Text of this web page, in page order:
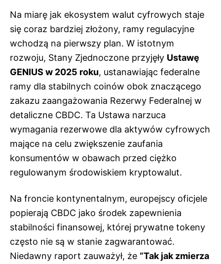
Na miarę jak ekosystem walut cyfrowych staje
się coraz bardziej złożony, ramy regulacyjne
wchodzą na pierwszy plan. W istotnym
rozwoju, Stany Zjednoczone przyjęły Ustawę
GENIUS w 2025 roku, ustanawiając federalne
ramy dla stabilnych coinów obok znaczącego
zakazu zaangażowania Rezerwy Federalnej w
detaliczne CBDC. Ta Ustawa narzuca
wymagania rezerwowe dla aktywów cyfrowych
mające na celu zwiększenie zaufania
konsumentów w obawach przed ciężko
regulowanym środowiskiem kryptowalut.
Na froncie kontynentalnym, europejscy oficjele
popierają CBDC jako środek zapewnienia
stabilności finansowej, której prywatne tokeny
często nie są w stanie zagwarantować.
Niedawny raport zauważył, że “Tak jak zmierza